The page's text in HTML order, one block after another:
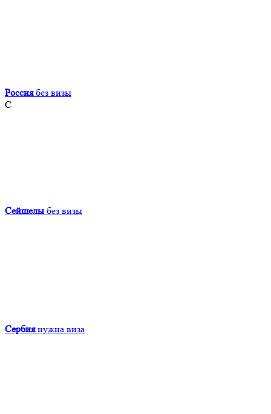
Россия без визы
С
Сейшелы без визы
Сербия нужна виза